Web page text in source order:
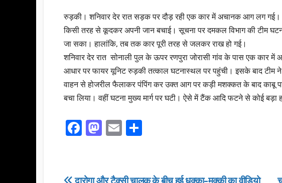
रुड़की। शनिवार देर रात सड़क पर दौड़ रही एक कार में अचानक आग लग
किसी तरह से कूदकर अपनी जान बचाई। सूचना पर दमकल विभाग की टीम
जा सका। हालांकि, तब तक कार पूरी तरह से जलकर राख हो गई।
शनिवार देर रात सोनाली पुल के ऊपर रणपुरा जोरासी गांव के पास एक
आधार पर फायर यूनिट रुड़की तत्काल घटनास्थल पर पहुंची। इसके बाद टीम ने
वाहन से होजरील फैलाकर पंपिंग कर उक्त आग पर कड़ी मशक्कत के बाद काबू
बचा लिया। वहीं घटना मुख्य मार्ग पर घटी। ऐसे में टैंक आदि फटने से कोई
F
e
M
o
E
e
दारोगा और टैक्सी चालक के बीच हुई धक्का-मुुक्की का वीडियो